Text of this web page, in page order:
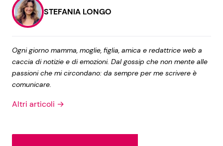
STEFANIA LONGO
Ogni giorno mamma, moglie, figlia, amica e redattrice web a
caccia di notizie e di emozioni. Dal gossip che non mente alle
passioni che mi circondano: da sempre per me scrivere è
comunicare.
Altri articoli →